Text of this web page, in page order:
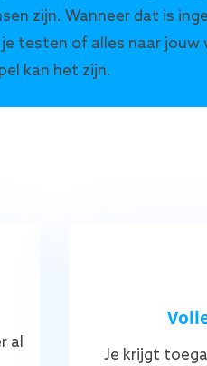
zijn. Wanneer dat is
je testen of alles naar jouw
kan het zijn.
al
Je krijgt